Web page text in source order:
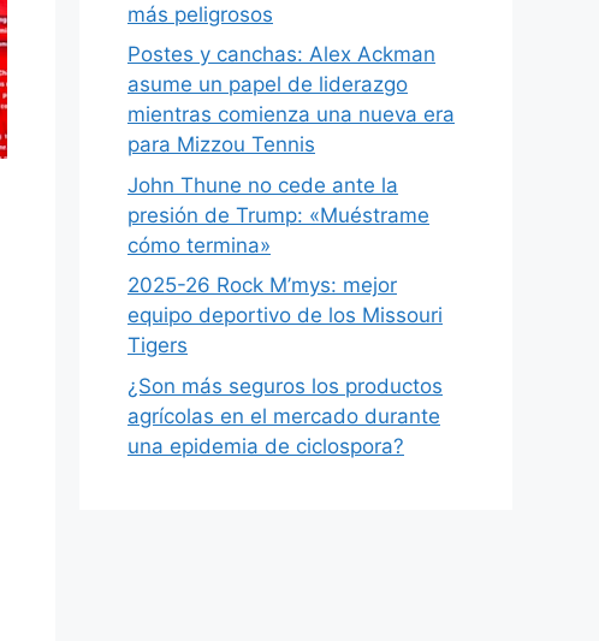
más peligrosos
Postes y canchas: Alex Ackman
asume un papel de liderazgo
mientras comienza una nueva era
para Mizzou Tennis
John Thune no cede ante la
presión de Trump: «Muéstrame
cómo termina»
2025-26 Rock M’mys: mejor
equipo deportivo de los Missouri
Tigers
¿Son más seguros los productos
agrícolas en el mercado durante
una epidemia de ciclospora?